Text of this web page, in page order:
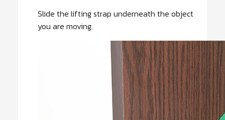
Slide the lifting strap underneath the object
you are moving.